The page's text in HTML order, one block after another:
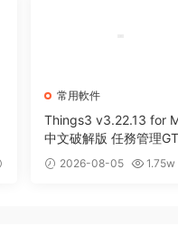
常用軟件
Things3 v3.22.13 for
中文破解版 任務管理
效率工具
2026-08-05
1.75w